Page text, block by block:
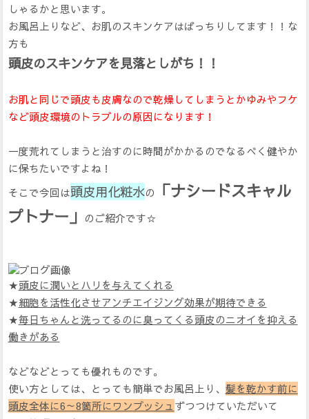
しゃるかと思います。
お風呂上りなど、お肌のスキンケアはばっちりしてます！！な
方も
頭皮のスキンケアを見落としがち！！
お肌と同じで頭皮も皮膚なので乾燥してしまうとかゆみやフケ
など頭皮環境のトラブルの原因になります！
一度荒れてしまうと治すのに時間がかかるのでなるべく健やか
に保ちたいですよね！
そこで今回は頭皮用化粧水の
「ナシードスキャル
プトナー」 のご紹介です☆
★頭皮に潤いとハリを与えてくれる
★細胞を活性化させアンチエイジング効果が期待できる
★毎日ちゃんと洗ってるのに臭ってくる頭皮のニオイを抑える
働きがある
などなどとっても優れものです。
使い方としては、とっても簡単でお風呂上り、 髪を乾かす前に
頭皮全体に6～8箇所にワンプッシュ ずつつけていただいて